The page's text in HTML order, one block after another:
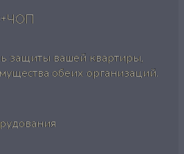
защиты вашей квартиры,
обеих организаций.